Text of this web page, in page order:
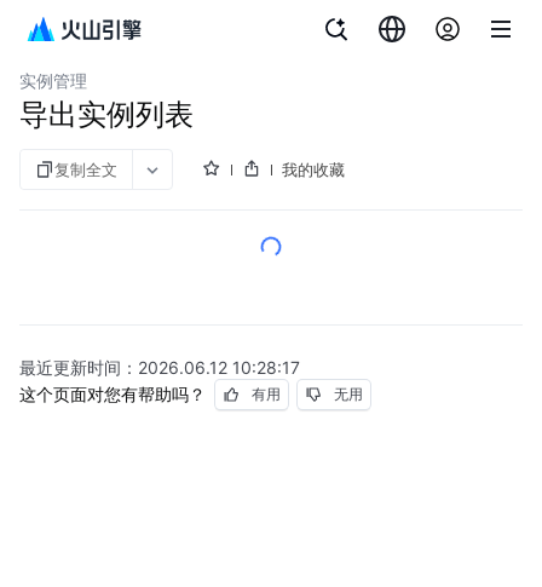
云数据库 veDB MySQL 版
实例管理
导出实例列表
复制全文 我的收藏
最近更新时间： 2026.06.12 10:28:17
这个页面对您有帮助吗？
有用 无用